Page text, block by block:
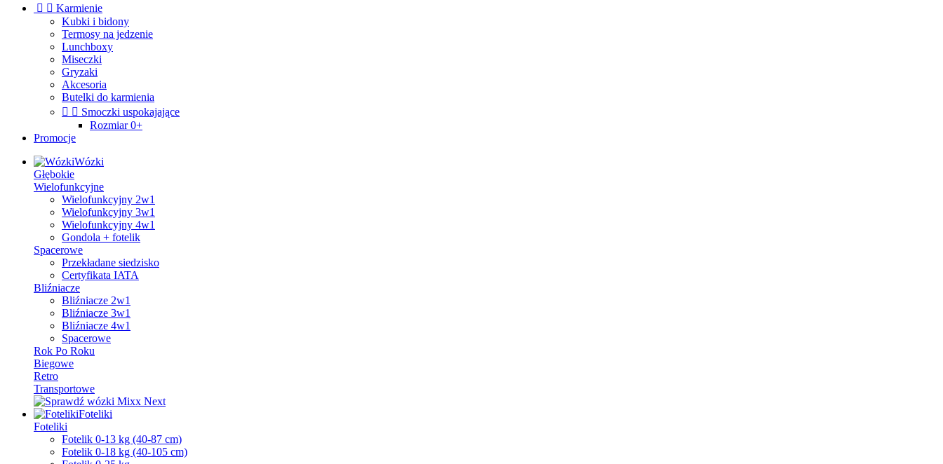
  Karmienie
Kubki i bidony
Termosy na jedzenie
Lunchboxy
Miseczki
Gryzaki
Akcesoria
Butelki do karmienia
  Smoczki uspokajające
Rozmiar 0+
Promocje
Wózki
Głębokie
Wielofunkcyjne
Wielofunkcyjny 2w1
Wielofunkcyjny 3w1
Wielofunkcyjny 4w1
Gondola + fotelik
Spacerowe
Przekładane siedzisko
Certyfikata IATA
Bliźniacze
Bliźniacze 2w1
Bliźniacze 3w1
Bliźniacze 4w1
Spacerowe
Rok Po Roku
Biegowe
Retro
Transportowe
Foteliki
Foteliki
Fotelik 0-13 kg (40-87 cm)
Fotelik 0-18 kg (40-105 cm)